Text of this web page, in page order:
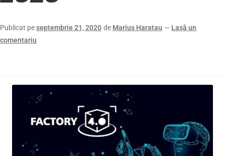
Publicat peseptembrie 21, 2020 de Marius Haratau — Lasă un
comentariu